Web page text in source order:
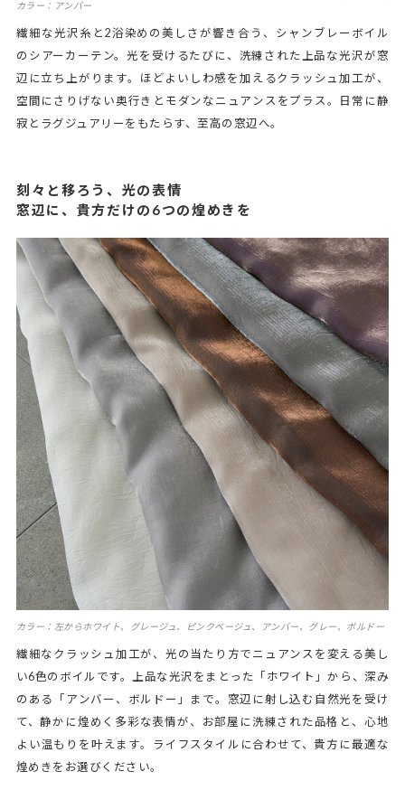
カラー：アンバー
繊細な光沢糸と2浴染めの美しさが響き合う、シャンブレーボイル
のシアーカーテン。光を受けるたびに、洗練された上品な光沢が窓
辺に立ち上がります。ほどよいしわ感を加えるクラッシュ加工が、
空間にさりげない奥行きとモダンなニュアンスをプラス。日常に静
寂とラグジュアリーをもたらす、至高の窓辺へ。
刻々と移ろう、光の表情
窓辺に、貴方だけの6つの煌めきを
カラー：左からホワイト、グレージュ、ピンクベージュ、アンバー、グレー、ボルドー
繊細なクラッシュ加工が、光の当たり方でニュアンスを変える美し
い6色のボイルです。上品な光沢をまとった「ホワイト」から、深み
のある「アンバー、ボルドー」まで。窓辺に射し込む自然光を受け
て、静かに煌めく多彩な表情が、お部屋に洗練された品格と、心地
よい温もりを叶えます。ライフスタイルに合わせて、貴方に最適な
煌めきをお選びください。